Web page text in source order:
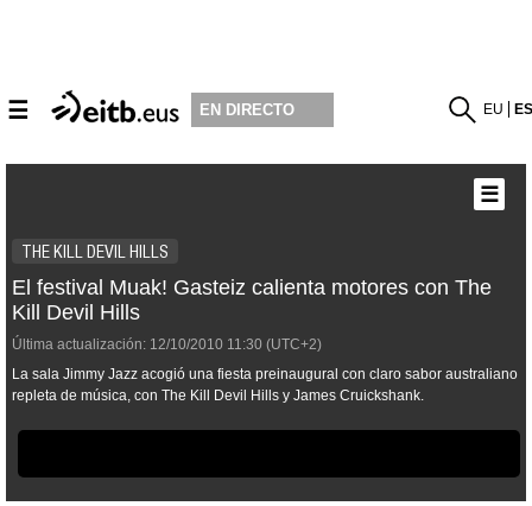
☰ EN DIRECTO EU
THE KILL DEVIL HILLS
El festival Muak! Gasteiz calienta motores con The
Kill Devil Hills
Última actualización: 12/10/2010 11:30 (UTC+2)
La sala Jimmy Jazz acogió una fiesta preinaugural con claro sabor australiano
repleta de música, con The Kill Devil Hills y James Cruickshank.
☰